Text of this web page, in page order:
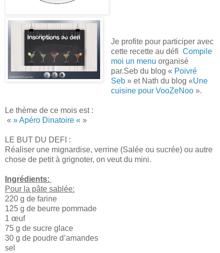
Je profite pour participer avec
cette recette au défi Compile
moi un menu organisé
par.Seb du blog « Poivré
Seb » et Nath du blog «Une
cuisine pour VooZeNoo».
Le thème de ce mois est :
« » Apéro Dinatoire « »
LE BUT DU DEFI :
Réaliser une mignardise, verrine (Salée ou sucrée) ou autre
chose de petit à grignoter, on veut du mini.
Ingrédients:
Pour la pâte sablée:
220 g de farine
125 g de beurre pommade
1 œuf
75 g de sucre glace
30 g de poudre d’amandes
sel